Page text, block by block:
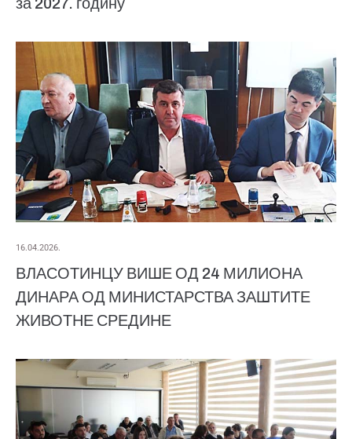
16.04.2026.
ВЛАСОТИНЦУ ВИШЕ ОД 24 МИЛИОНА
ДИНАРА ОД МИНИСТАРСТВА ЗАШТИТЕ
ЖИВОТНЕ СРЕДИНЕ